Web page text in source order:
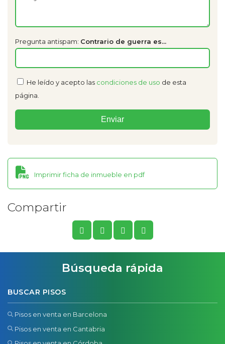
Pregunta antispam: Contrario de guerra es...
He leído y acepto las condiciones de uso de esta
página.
Imprimir ficha de inmueble en pdf
Compartir
Búsqueda rápida
BUSCAR PISOS
Pisos en venta en Barcelona
Pisos en venta en Cantabria